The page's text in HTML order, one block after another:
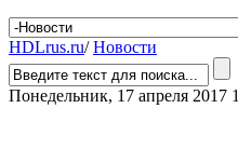
HDLrus.ru/Новости
Понедельник, 17 апреля 2017